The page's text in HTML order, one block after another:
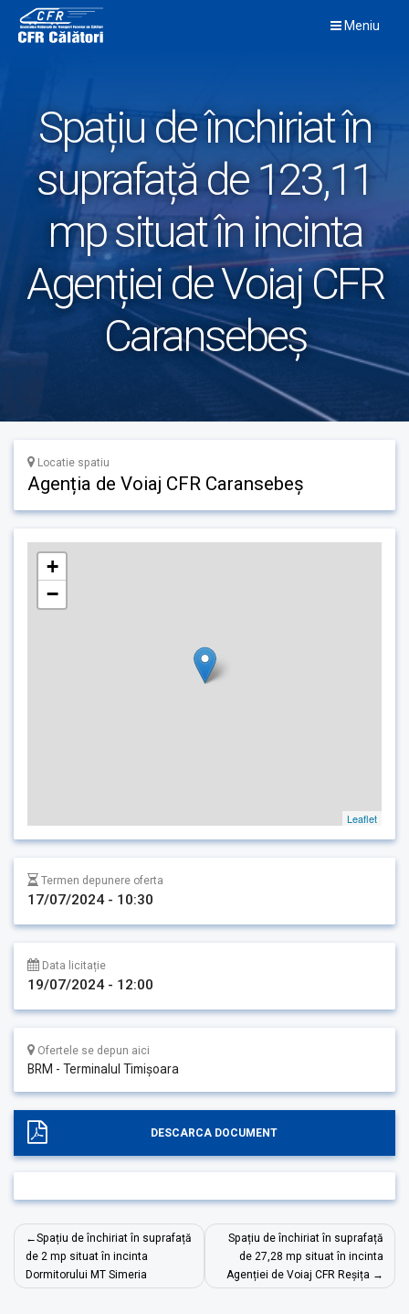
content
Meniu
Spațiu de închiriat în
suprafață de 123,11
mp situat în incinta
Agenției de Voiaj CFR
Caransebeș
Locatie spatiu
Agenția de Voiaj CFR Caransebeș
+
−
Leaflet
Termen depunere oferta
17/07/2024 - 10:30
Data licitație
19/07/2024 - 12:00
Ofertele se depun aici
BRM - Terminalul Timișoara
DESCARCA DOCUMENT
Navigare
în
articole
Spațiu de închiriat în suprafață
de 2 mp situat în incinta
Dormitorului MT Simeria
Spațiu de închiriat în suprafață
de 27,28 mp situat în incinta
Agenției de Voiaj CFR Reșița